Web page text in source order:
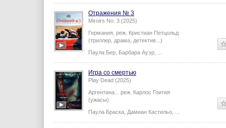
Отражения № 3
Miroirs No. 3 (2025)
Германия, реж. Кристиан Петцольд
(триллер, драма, детектив...)
Паула Бер Барбара Ауэр
Игра со смертью
Play Dead (2025)
Аргентина... реж. Карлос Гоития
(ужасы)
Паула Браска Дамиан Кастильо